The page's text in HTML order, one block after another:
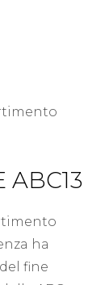
ABC13
ha
fine